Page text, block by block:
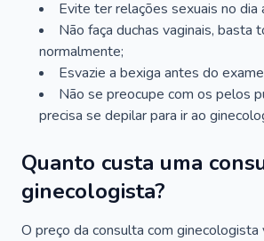
Evite ter relações sexuais no dia
Não faça duchas vaginais, basta
normalmente;
Esvazie a bexiga antes do
Não se preocupe com os pelos
precisa se depilar para ir ao
Quanto custa uma
ginecologista?
O preço da consulta com ginecologista